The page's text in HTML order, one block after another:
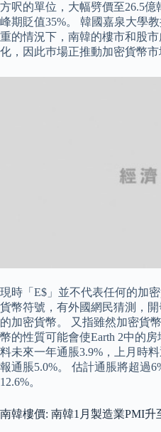
方呎的單位，大幅劈價至26.5億
峰期貶值35%。 韓國嘉泉大學教
重的情況下，南韓的樓市和股
化，因此巿場正推動加密貨幣市
現時「E$」並不代表任何的加
貨幣符號，有外國網民猜測，
的加密貨幣。 又指雖然加密貨
幣的性質可能會使Earth 2中的
料未來一年通脹3.9%，上月時
報通脹5.0%。 估計通脹將超過
12.6%。
南韓樓價: 南韓1月製造業PMI升